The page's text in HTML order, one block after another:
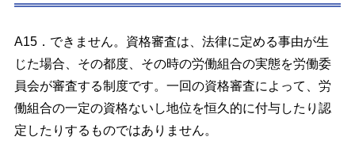
A15．できません。資格審査は、法律に定める事由が生
じた場合、その都度、その時の労働組合の実態を労働委
員会が審査する制度です。一回の資格審査によって、労
働組合の一定の資格ないし地位を恒久的に付与したり認
定したりするものではありません。